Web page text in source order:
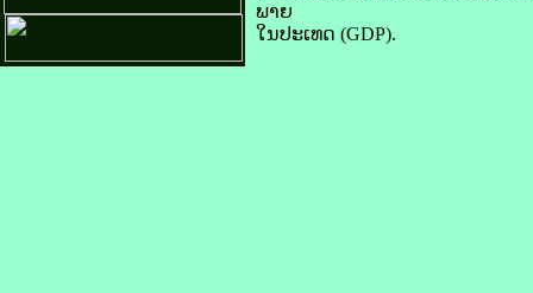
ພາຍ​
ໃນ​ປະເທດ (GDP).